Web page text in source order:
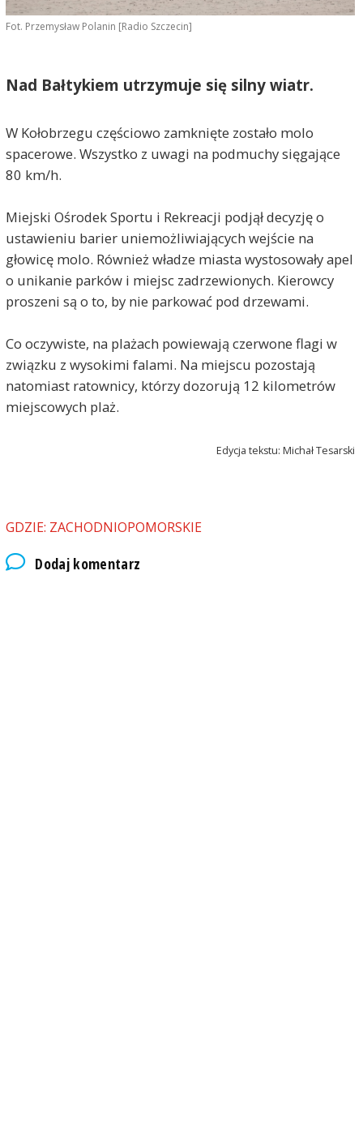
Fot. Przemysław Polanin [Radio Szczecin]
Nad Bałtykiem utrzymuje się silny wiatr.
W Kołobrzegu częściowo zamknięte zostało molo
spacerowe. Wszystko z uwagi na podmuchy sięgające
80 km/h.
Miejski Ośrodek Sportu i Rekreacji podjął decyzję o
ustawieniu barier uniemożliwiających wejście na
głowicę molo. Również władze miasta wystosowały apel
o unikanie parków i miejsc zadrzewionych. Kierowcy
proszeni są o to, by nie parkować pod drzewami.
Co oczywiste, na plażach powiewają czerwone flagi w
związku z wysokimi falami. Na miejscu pozostają
natomiast ratownicy, którzy dozorują 12 kilometrów
miejscowych plaż.
Edycja tekstu: Michał Tesarski
GDZIE: ZACHODNIOPOMORSKIE
Dodaj komentarz